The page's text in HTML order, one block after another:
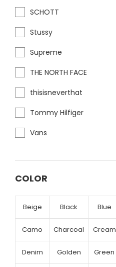
SCHOTT
Stussy
Supreme
THE NORTH FACE
thisisneverthat
Tommy Hilfiger
Vans
COLOR
Beige Black Blue
Camo Charcoal Cream
Denim Golden Green